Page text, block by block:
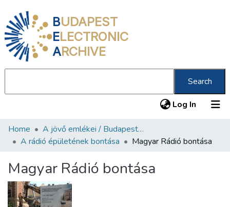
BUDAPEST
ELECTRONIC
ARCHIVE
Search
Log In (current)
Communities & Collections
Statistics
About us
Home
A jövő emlékei / Budapest ma
A rádió épületének bontása
Magyar Rádió bontása
Magyar Rádió bontása